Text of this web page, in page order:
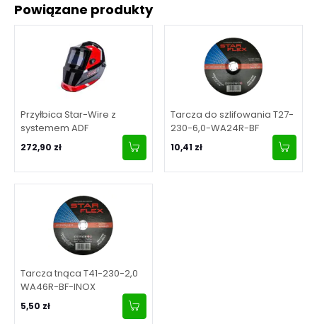
Powiązane produkty
Przyłbica Star-Wire z
systemem ADF
272,90 zł
Tarcza do szlifowania T27-
230-6,0-WA24R-BF
10,41 zł
Tarcza tnąca T41-230-2,0
WA46R-BF-INOX
5,50 zł